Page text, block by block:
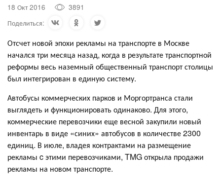
18 Окт 2016
3891
Поделиться:
Отсчет новой эпохи рекламы на транспорте в Москве
начался три месяца назад, когда в результате транспортной
реформы весь наземный общественный транспорт столицы
был интегрирован в единую систему.
Автобусы коммерческих парков и Моргортранса стали
выглядеть и функционировать одинаково. Для этого,
коммерческие перевозчики еще весной закупили новый
инвентарь в виде «синих» автобусов в количестве 2300
единиц. В июле, владея контрактами на размещение
рекламы c этими перевозчиками, TMG открыла продажи
рекламы на новом транспорте.